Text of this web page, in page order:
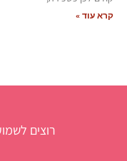
קרא עוד »
רוצים